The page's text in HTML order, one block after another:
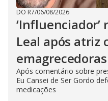
DO R7/06/08/2026
‘Influenciador’
Leal após atriz
emagrecedoras
Após comentário sobre
Eu Cansei de Ser Gordo
medicações